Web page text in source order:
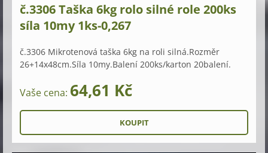
č.3306 Taška 6kg rolo silné role 200ks
síla 10my 1ks-0,267
č.3306 Mikrotenová taška 6kg na roli silná.Rozměr
26+14x48cm.Síla 10my.Balení 200ks/karton 20balení.
Vaše cena: 64,61 Kč